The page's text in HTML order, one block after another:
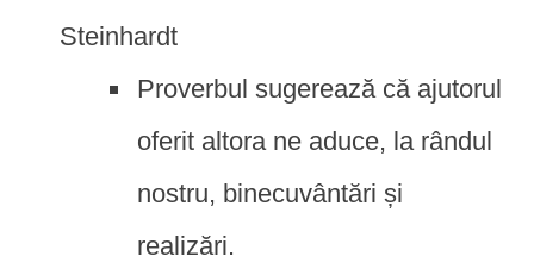
Steinhardt
Proverbul sugerează că ajutorul
oferit altora ne aduce, la rândul
nostru, binecuvântări și
realizări.